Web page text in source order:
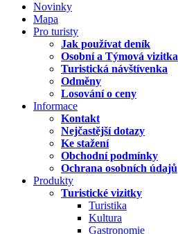
Novinky
Mapa
Pro turisty
Jak používat deník
Osobní a Týmová vizitka
Turistická návštívenka
Odměny
Losování o ceny
Informace
Kontakt
Nejčastější dotazy
Ke stažení
Obchodní podmínky
Ochrana osobních údajů
Produkty
Turistické vizitky
Turistika
Kultura
Gastronomie